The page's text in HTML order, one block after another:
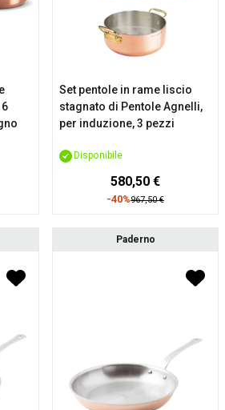
Set pentole in rame liscio
stagnato di Pentole Agnelli,
per induzione, 3 pezzi
Disponibile
580,50 €
967,50 €
-40%
Paderno